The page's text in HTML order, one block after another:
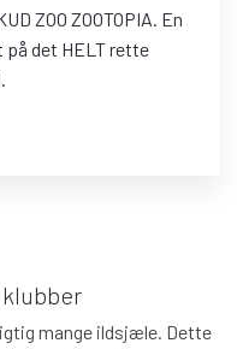
ZOO ZOOTOPIA. En
det HELT rette
mange ildsjæle. Dette